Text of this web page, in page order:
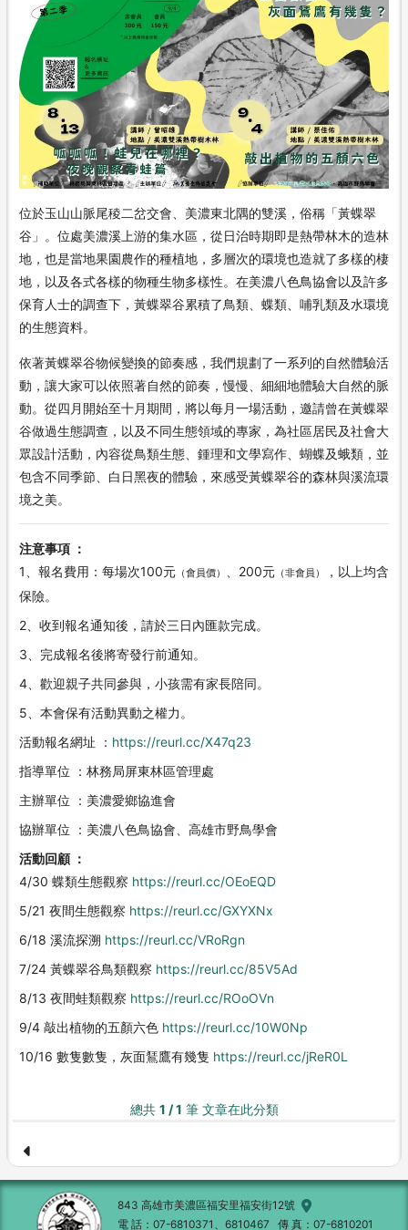
位於玉山山脈尾稜二岔交會、美濃東北隅的雙溪，俗稱「黃蝶翠
谷」。位處美濃溪上游的集水區，從日治時期即是熱帶林木的造林
地，也是當地果園農作的種植地，多層次的環境也造就了多樣的棲
地，以及各式各樣的物種生物多樣性。在美濃八色鳥協會以及許多
保育人士的調查下，黃蝶翠谷累積了鳥類、蝶類、哺乳類及水環境
的生態資料。
依著黃蝶翠谷物候變換的節奏感，我們規劃了一系列的自然體驗活
動，讓大家可以依照著自然的節奏，慢慢、細細地體驗大自然的脈
動。從四月開始至十月期間，將以每月一場活動，邀請曾在黃蝶翠
谷做過生態調查，以及不同生態領域的專家，為社區居民及社會大
眾設計活動，內容從鳥類生態、鍾理和文學寫作、蝴蝶及蛾類，並
包含不同季節、白日黑夜的體驗，來感受黃蝶翠谷的森林與溪流環
境之美。
注意事項 ：
1、報名費用：每場次100元 （會員價） 、200元 （非會員）
，以上均含
保險。
2、收到報名通知後，請於三日內匯款完成。
3、完成報名後將寄發行前通知。
4、歡迎親子共同參與，小孩需有家長陪同。
5、本會保有活動異動之權力。
活動報名網址 ： https://reurl.cc/X47q23
指導單位 ：林務局屏東林區管理處
主辦單位 ：美濃愛鄉協進會
協辦單位 ：美濃八色鳥協會、高雄市野鳥學會
活動回顧 ：
4/30 蝶類生態觀察 https://reurl.cc/OEoEQD
5/21 夜間生態觀察 https://reurl.cc/GXYXNx
6/18 溪流探溯 https://reurl.cc/VRoRgn
7/24 黃蝶翠谷鳥類觀察 https://reurl.cc/85V5Ad
8/13 夜間蛙類觀察 https://reurl.cc/ROoOVn
9/4 敲出植物的五顏六色 https://reurl.cc/10W0Np
10/16 數隻數隻，灰面鵟鷹有幾隻 https://reurl.cc/jReR0L
總共 1 / 1 筆 文章在此分類
843 高雄市美濃區福安里福安街12號
電 話
07-6810371、6810467 傳 真 07-6810201